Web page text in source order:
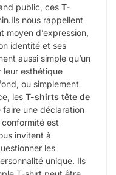
public, ces T-
nous rappellent
moyen d’expression,
identité et ses
aussi simple qu’un
leur esthétique
ou simplement
les T-shirts tête de
une déclaration
conformité est
invitent à
les
unique. Ils